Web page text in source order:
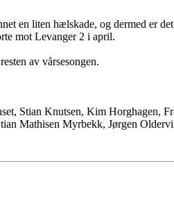
en liten hælskade, og dermed er
mot Levanger 2 i april.
av vårsesongen.
Stian Knutsen, Kim Horghagen,
Mathisen Myrbekk, Jørgen